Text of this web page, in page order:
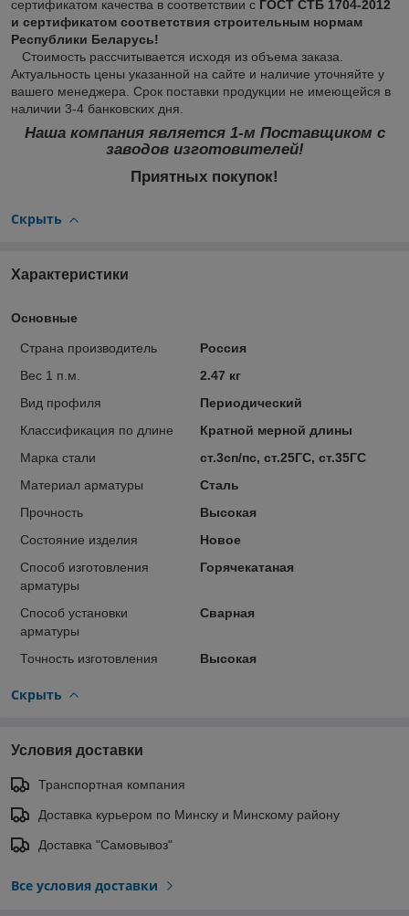
сертификатом качества в соответствии с ГОСТ СТБ 1704-2012
и сертификатом соответствия строительным нормам
Республики Беларусь!
Стоимость рассчитывается исходя из объема заказа.
Актуальность цены указанной на сайте и наличие уточняйте у
вашего менеджера. Срок поставки продукции не имеющейся в
наличии 3-4 банковских дня.
Наша компания является1-м Поставщиком с
заводов изготовителей!
Приятных покупок!
Скрыть
Характеристики
Основные
Страна производитель
Россия
Вес 1 п.м.
2.47 кг
Вид профиля
Периодический
Классификация по длине
Кратной мерной длины
Марка стали
ст.3сп/пс, ст.25ГС, ст.35ГС
Материал арматуры
Сталь
Прочность
Высокая
Состояние изделия
Новое
Способ изготовления
арматуры
Горячекатаная
Способ установки
арматуры
Сварная
Точность изготовления Высокая
Скрыть
Условия доставки
Транспортная компания
Доставка курьером по Минску и Минскому району
Доставка "Самовывоз"
Все условия доставки